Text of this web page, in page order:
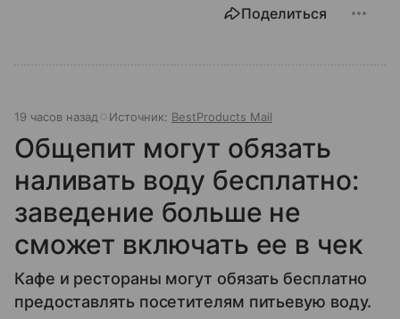
Поделиться
19 часов назад Источник: BestProducts Mail
Общепит могут обязать
наливать воду бесплатно:
заведение больше не
сможет включать ее в чек
Кафе и рестораны могут обязать бесплатно
предоставлять посетителям питьевую воду.